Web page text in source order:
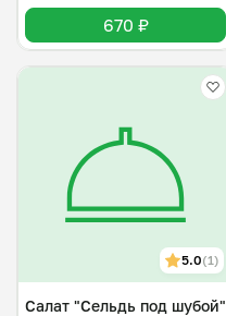
670 ₽
5.0(1)
Салат "Сельдь под шубой"